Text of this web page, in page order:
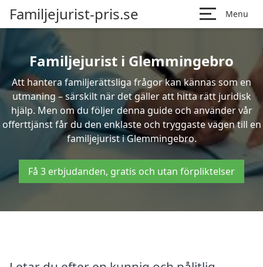
Familjejurist-pris.se Menu
Familjejurist i Glemmingebro
Att hantera familjerättsliga frågor kan kännas som en
utmaning – särskilt när det gäller att hitta rätt juridisk
hjälp. Men om du följer denna guide och använder vår
offerttjänst får du den enklaste och tryggaste vägen till en
familjejurist i Glemmingebro.
Få 3 erbjudanden, gratis och utan förpliktelser